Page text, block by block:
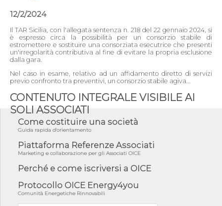
12/2/2024
Il TAR Sicilia, con l'allegata sentenza n. 218 del 22 gennaio 2024, si
è espresso circa la possibilità per un consorzio stabile di
estromettere e sostituire una consorziata esecutrice che presenti
un'irregolarità contributiva al fine di evitare la propria esclusione
dalla gara.
Nel caso in esame, relativo ad un affidamento diretto di servizi
previo confronto tra preventivi, un consorzio stabile agiva...
CONTENUTO INTEGRALE VISIBILE AI
SOLI ASSOCIATI
Come costituire una società
Guida rapida d'orientamento
Piattaforma Referenze Associati
Marketing e collaborazione per gli Associati OICE
Perché e come iscriversi a OICE
Protocollo OICE Energy4you
Comunità Energetiche Rinnovabili